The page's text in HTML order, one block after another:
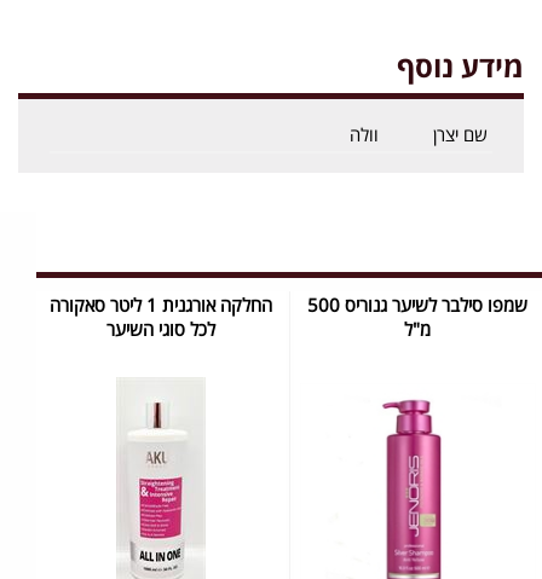
מידע נוסף
שם יצרן וולה
שמפו סילבר לשיער גנוריס 500
מ"ל
החלקה אורגנית 1 ליטר סאקורה
לכל סוגי השיער